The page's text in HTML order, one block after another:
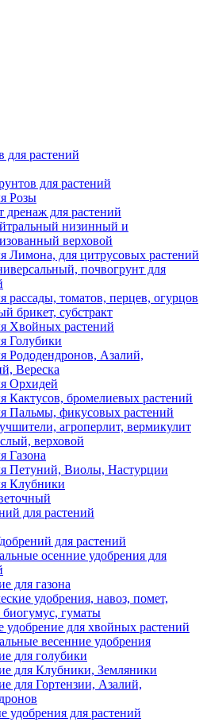
для растений
для растений
Розы
дренаж для растений
низинный и
верховой
Лимона, для цитрусовых растений
почвогрунт для
рассады, томатов, перцев, огурцов
брикет, субстракт
Хвойных растений
Голубики
Рододендронов, Азалий,
Вереска
Орхидей
Кактусов, бромелиевых растений
Пальмы, фикусовых растений
агроперлит, вермикулит
верховой
Газона
Петуний, Виолы, Настурции
Клубники
для растений
для растений
осенние удобрения для
для газона
удобрения, навоз, помет,
биогумус, гуматы
для хвойных растений
весенние удобрения
для голубики
для Клубники, Земляники
для Гортензии, Азалий,
удобрения для растений